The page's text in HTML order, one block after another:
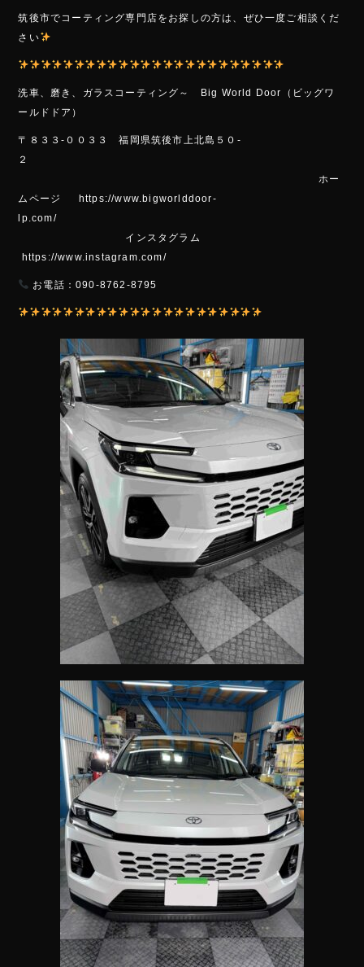
筑後市でコーティング専門店をお探しの方は、ぜひ一度ご相談くだ
さい
洗車、磨き、ガラスコーティング～ Big World Door（ビッグワ
ールドドア）
〒８３３-００３３ 福岡県筑後市上北島５０-
２
ホー
ムページ https://www.bigworlddoor-
lp.com/
インスタグラム
https://www.instagram.com/
お電話：090-8762-8795